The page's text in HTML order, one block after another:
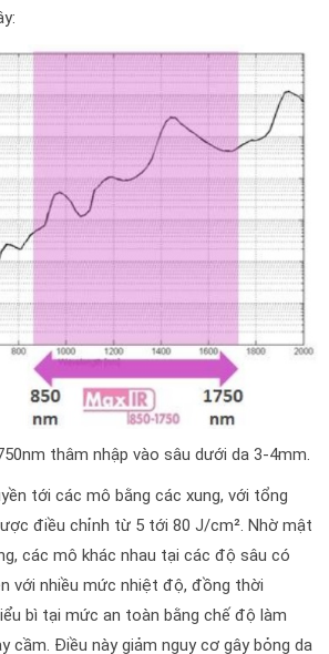
thâm nhập vào sâu dưới da 3-4mm.
tới các mô bằng các xung, với tổng
điều chỉnh từ 5 tới 80 J/cm². Nhờ mật
các mô khác nhau tại các độ sâu có
với nhiều mức nhiệt độ, đồng thời
bì tại mức an toàn bằng chế độ làm
cầm. Điều này giảm nguy cơ gây bỏng da